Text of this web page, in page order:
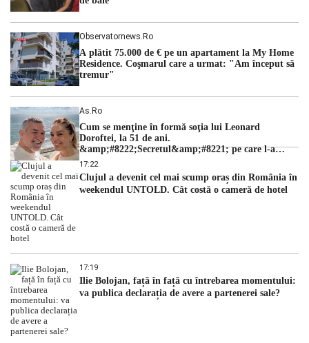
Observatornews.ro
A plătit 75.000 de € pe un apartament la My Home
Residence. Coşmarul care a urmat: "Am început să
tremur"
As.ro
Cum se menţine în formă soţia lui Leonard
Doroftei, la 51 de ani.
&amp;#8222;Secretul&amp;#8221; pe care l-a
dezvăluit
17:22
Clujul a devenit cel mai scump oraș din România în
weekendul UNTOLD. Cât costă o cameră de hotel
17:19
Ilie Bolojan, față în față cu întrebarea momentului:
va publica declarația de avere a partenerei sale?